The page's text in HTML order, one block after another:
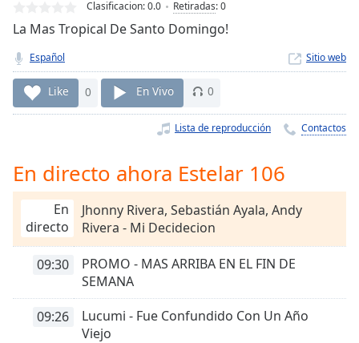
Loaded:
0.00%
Stream
TypeLIVE
Seek to
live,
Remaining
Time -
Playback
Rate
Chapters
Chapters
Clasificacion:0.0 Retiradas:0
La Mas Tropical De Santo Domingo!
Español Sitio web
Like 0 En Vivo 0
Lista de reproducción Contactos
En directo ahora Estelar 106
En
directo
Jhonny Rivera, Sebastián Ayala, Andy
Rivera - Mi Decidecion
09:30
PROMO - MAS ARRIBA EN EL FIN DE
SEMANA
09:26
Lucumi - Fue Confundido Con Un Año
Viejo